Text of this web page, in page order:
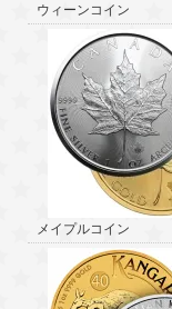
ウィーンコイン
メイプルコイン